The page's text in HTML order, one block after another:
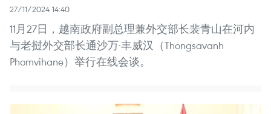
27/11/2024 14:40
11月27日，越南政府副总理兼外交部长裴青山在河内
与老挝外交部长通沙万·丰威汉（Thongsavanh
Phomvihane）举行在线会谈。